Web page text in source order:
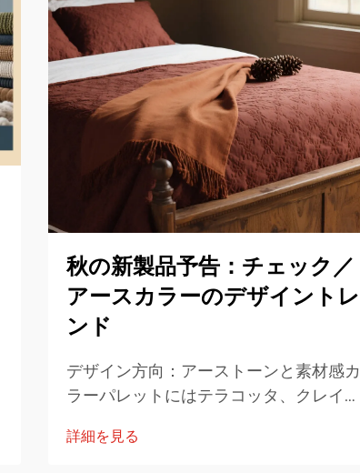
秋の新製品予告：チェック／
アースカラーのデザイントレ
ンド
デザイン方向：アーストーンと素材感カ
ラーパレットにはテラコッタ、クレイセ
シュオレンジ、ウォームタウプ、チャコ
詳細を見る